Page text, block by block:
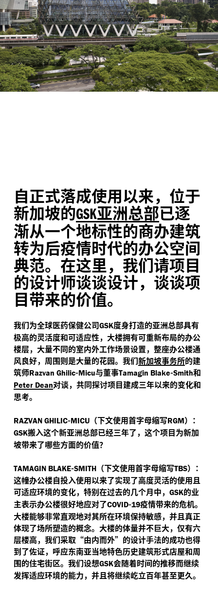
自正式落成使用以来，位于
新加坡的GSK亚洲总部已逐
渐从一个地标性的商办建筑
转为后疫情时代的办公空间
典范。在这里，我们请项目
的设计师谈谈设计，谈谈项
目带来的价值。
我们为全球医药保健公司GSK度身打造的亚洲总部具有
极高的灵活度和可适应性，大楼拥有可重新布局的办公
楼层，大量不同的室内外工作场景设置，整座办公楼通
风良好，周围则是大量的花园。我们新加坡事务所的建
筑师Razvan Ghilic-Micu与董事Tamagin Blake-Smith和
Peter Dean对谈，共同探讨项目建成三年以来的变化和
思考。
RAZVAN GHILIC-MICU （下文使用首字母缩写RGM）：
GSK搬入这个新亚洲总部已经三年了，这个项目为新加
坡带来了哪些方面的价值？
TAMAGIN BLAKE-SMITH （下文使用首字母缩写TBS）：
这幢办公楼自投入使用以来了实现了高度灵活的使用且
可适应环境的变化，特别在过去的几个月中， GSK的业
主表示办公楼很好地应对了COVID-19疫情带来的危机。
大楼能够非常直观地对其所在环境保持敏感，并且真正
体现了场所塑造的概念。大楼的体量并不巨大，仅有六
层楼高，我们采取“由内而外”的设计手法的成功也得
到了佐证，呼应东南亚当地特色历史建筑形式店屋和周
围的住宅街区。我们设想GSK会随着时间的推移而继续
发挥适应环境的能力，并且将继续屹立百年甚至更久。